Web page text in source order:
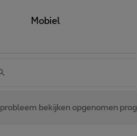
Mobiel
probleem bekijken opgenomen